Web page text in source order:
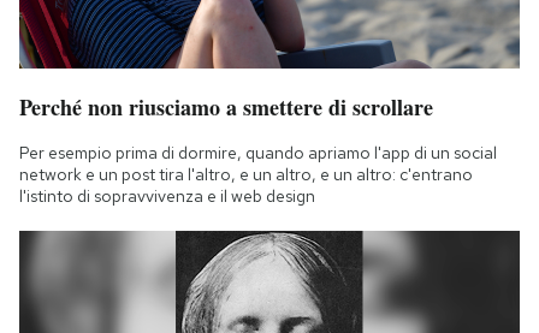
Perché non riusciamo a smettere di scrollare
Per esempio prima di dormire, quando apriamo l'app di un social
network e un post tira l'altro, e un altro, e un altro: c'entrano
l'istinto di sopravvivenza e il web design